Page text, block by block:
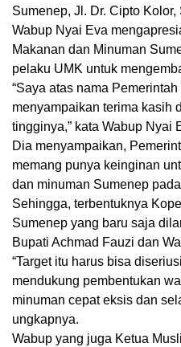
Sumenep, Jl. Dr. Cipto
Wabup Nyai Eva
Makanan dan Minuman
pelaku UMK untuk
“Saya atas nama
menyampaikan terima kasih
tingginya,” kata Wabup Nyai
Dia menyampaikan,
memang punya keinginan
dan minuman Sumenep
Sehingga, terbentuknya
Sumenep yang baru saja
Bupati Achmad Fauzi dan
“Target itu harus bisa
mendukung pembentukan
minuman cepat eksis dan
ungkapnya.
Wabup yang juga Ketua